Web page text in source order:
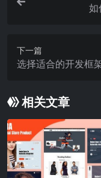
如
下一篇
选择适合的开发框
相关文章